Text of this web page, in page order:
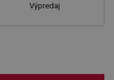
Výpredaj